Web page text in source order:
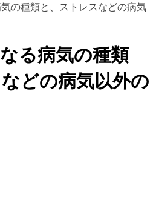
の種類と、ストレスなどの病気
る病気の種類
どの病気以外の